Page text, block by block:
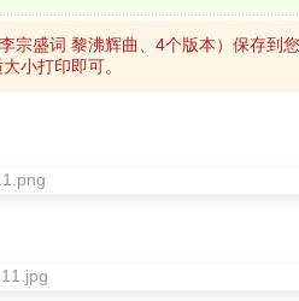
宗盛词 黎沸辉曲、4个版本）保存到
小打印即可。